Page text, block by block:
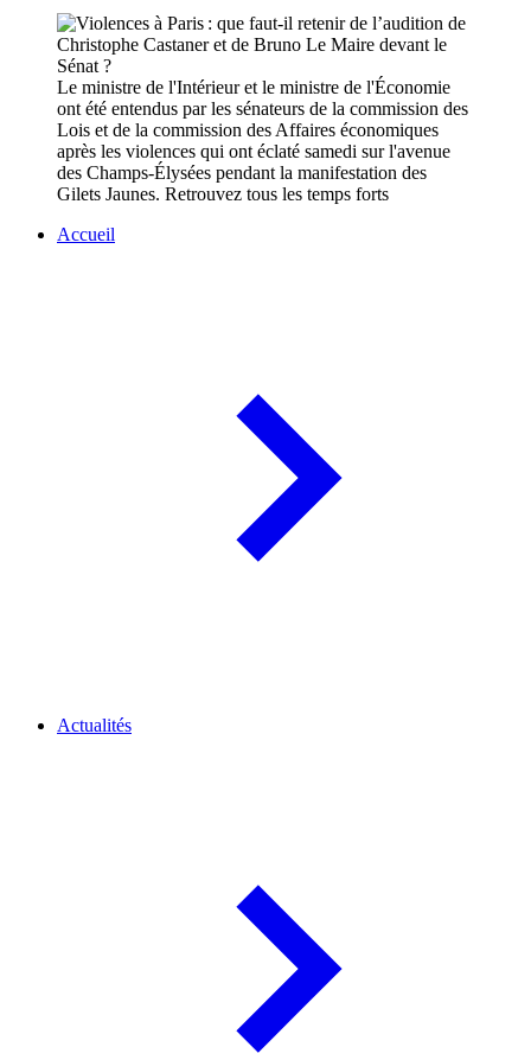
Le ministre de l'Intérieur et le ministre de l'Économie
ont été entendus par les sénateurs de la commission des
Lois et de la commission des Affaires économiques
après les violences qui ont éclaté samedi sur l'avenue
des Champs-Élysées pendant la manifestation des
Gilets Jaunes. Retrouvez tous les temps forts
Accueil
Actualités